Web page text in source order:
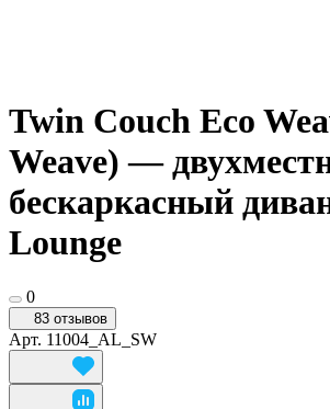
Twin Couch Eco
Weave) —
бескаркасный
Lounge
0
83 отзывов
Арт. 11004_AL_SW